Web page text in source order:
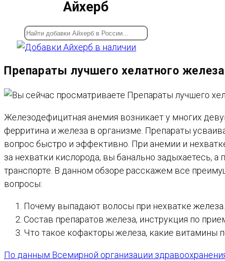
Айхерб
Препараты лучшего хелатного
Железодефицитная анемия возникает у многих
ферритина и железа в организме. Препараты
вопрос быстро и эффективно. При анемии и
за нехватки кислорода, вы банально задыхаетесь,
транспорте. В данном обзоре расскажем все
вопросы:
Почему выпадают волосы при нехватке
Состав препаратов железа, инструкция по
Что такое кофакторы железа, какие витамины
По данным Всемирной организации